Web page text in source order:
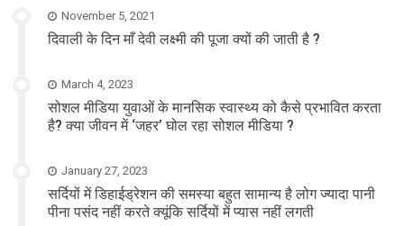
November 5, 2021
दिवाली के दिन माँ देवी लक्ष्मी की पूजा क्यों की जाती है ?
March 4, 2023
सोशल मीडिया युवाओं के मानसिक स्वास्थ्य को कैसे प्रभावित करता
है? क्या जीवन में ‘जहर’ घोल रहा सोशल मीडिया ?
January 27, 2023
सर्दियों में डिहाईड्रेशन की समस्या बहुत सामान्य है लोग ज्यादा पानी
पीना पसंद नहीं करते क्यूंकि सर्दियों में प्यास नहीं लगती